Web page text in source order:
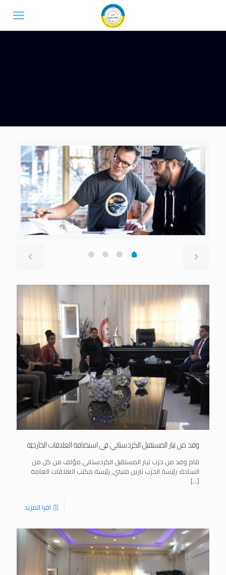
وفد من تيار المستقبل الكردستاني في استضافة العلاقات الخارجيَة
قام وفد من حزب تيار المستقبل الكردستاني مؤلف من كل من
السادة: رئيسة الحزب نارين متيني, رئيسة مكتب العلاقات العامة
[…]
اقرا المزيد